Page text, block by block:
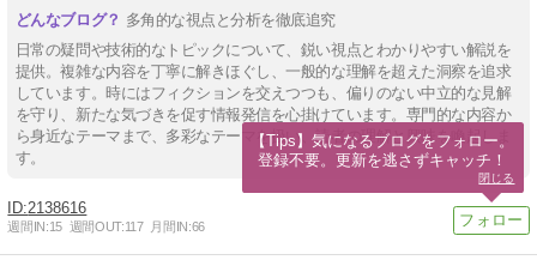
多角的な視点と分析を徹底追究
日常の疑問や技術的なトピックについて、鋭い視点とわかりやすい解説を
提供。複雑な内容を丁寧に解きほぐし、一般的な理解を超えた洞察を追求
しています。時にはフィクションを交えつつも、偏りのない中立的な見解
を守り、新たな気づきを促す情報発信を心掛けています。専門的な内容か
ら身近なテーマまで、多彩なテーマを扱い、読者の理解と興味を喚起しま
す。
2138616
週間IN:15 週間OUT:117 月間IN:66
【Tips】気になるブログをフォロー。
登録不要。更新を逃さずキャッチ！
閉じる